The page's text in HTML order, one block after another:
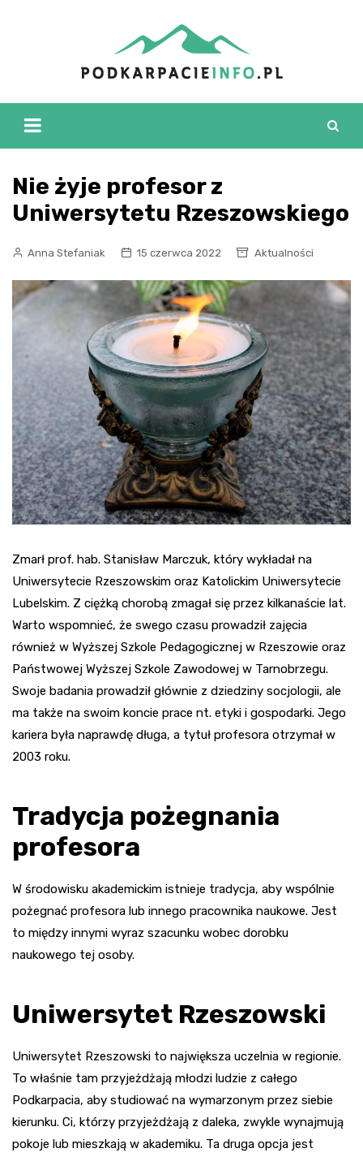
Nie żyje profesor z
Uniwersytetu Rzeszowskiego
Anna Stefaniak 15 czerwca 2022 Aktualności
Zmarł prof. hab. Stanisław Marczuk, który wykładał na
Uniwersytecie Rzeszowskim oraz Katolickim Uniwersytecie
Lubelskim. Z ciężką chorobą zmagał się przez kilkanaście lat.
Warto wspomnieć, że swego czasu prowadził zajęcia
również w Wyższej Szkole Pedagogicznej w Rzeszowie oraz
Państwowej Wyższej Szkole Zawodowej w Tarnobrzegu.
Swoje badania prowadził głównie z dziedziny socjologii, ale
ma także na swoim koncie prace nt. etyki i gospodarki. Jego
kariera była naprawdę długa, a tytuł profesora otrzymał w
2003 roku.
Tradycja pożegnania
profesora
W środowisku akademickim istnieje tradycja, aby wspólnie
pożegnać profesora lub innego pracownika naukowe. Jest
to między innymi wyraz szacunku wobec dorobku
naukowego tej osoby.
Uniwersytet Rzeszowski
Uniwersytet Rzeszowski to największa uczelnia w regionie.
To właśnie tam przyjeżdżają młodzi ludzie z całego
Podkarpacia, aby studiować na wymarzonym przez siebie
kierunku. Ci, którzy przyjeżdżają z daleka, zwykle wynajmują
pokoje lub mieszkają w akademiku. Ta druga opcja jest